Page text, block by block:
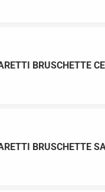
BRUSCHETTE
BRUSCHETTE